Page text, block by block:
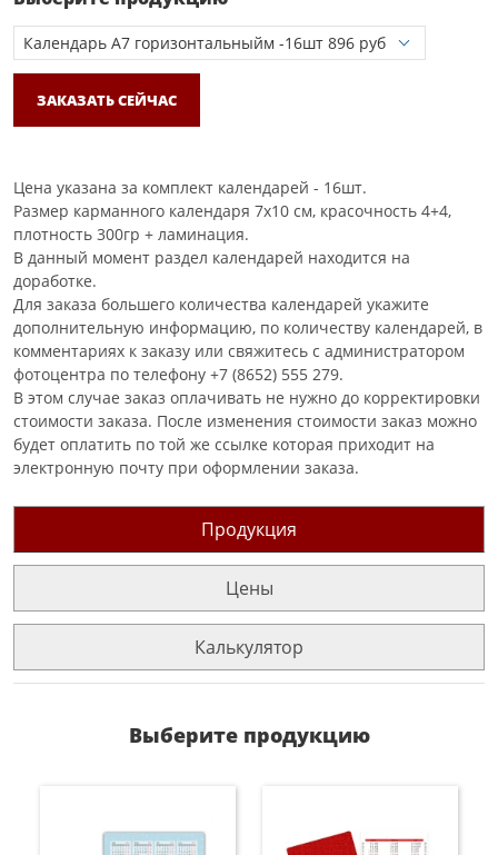
ЗАКАЗАТЬ СЕЙЧАС
Цена указана за комплект календарей - 16шт.
Размер карманного календаря 7х10 см, красочность 4+4,
плотность 300гр + ламинация.
В данный момент раздел календарей находится на
доработке.
Для заказа большего количества календарей укажите
дополнительную информацию, по количеству календарей, в
комментариях к заказу или свяжитесь с администратором
фотоцентра по телефону +7 (8652) 555 279.
В этом случае заказ оплачивать не нужно до корректировки
стоимости заказа. После изменения стоимости заказ можно
будет оплатить по той же ссылке которая приходит на
электронную почту при оформлении заказа.
Продукция
Цены
Калькулятор
Выберите продукцию